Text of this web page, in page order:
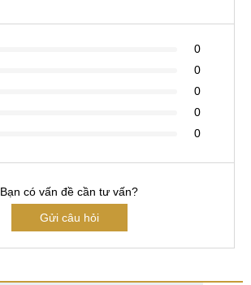
0
0
0
0
0
Bạn có vấn đề cần tư vấn?
Gửi câu hỏi